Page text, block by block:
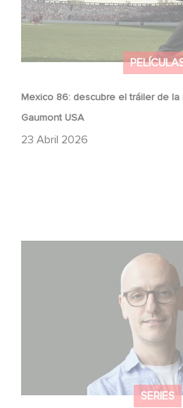
Mexico 86: descubre el tráiler de
Gaumont USA
23 Abril 2026
SERIES
Gaumont USA adquiere OPUS,
la caída de Banco Popular